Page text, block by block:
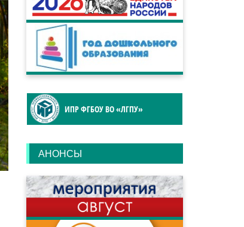
ИПР ФГБОУ ВО «ЛГПУ»
АНОНСЫ